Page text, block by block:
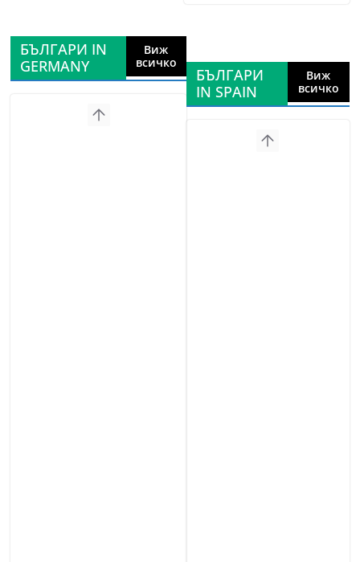
БЪЛГАРИ IN
GERMANY
Виж
всичко
БЪЛГАРИ
IN SPAIN
Виж
всичко